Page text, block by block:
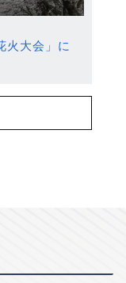
火大会」に